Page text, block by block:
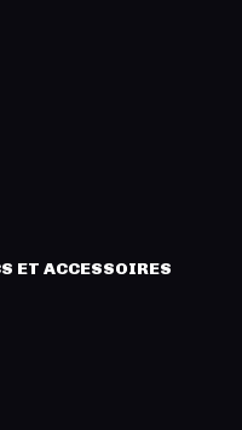
ET ACCESSOIRES